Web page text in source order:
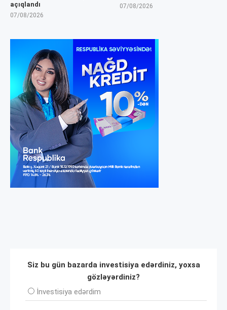
açıqlandı
07/08/2026
07/08/2026
Siz bu gün bazarda investisiya edərdiniz, yoxsa
gözləyərdiniz?
İnvеstisiya edərdim